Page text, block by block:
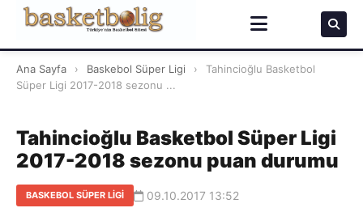
Ana Sayfa › Baskebol Süper Ligi ›
Tahincioğlu Basketbol
Süper Ligi 2017-2018 sezonu ...
Tahincioğlu Basketbol Süper Ligi
2017-2018 sezonu puan durumu
BASKEBOL SÜPER LIGI 09.10.2017 13:52